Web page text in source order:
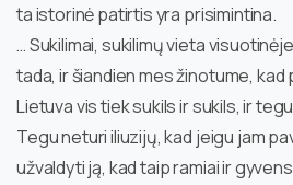
ta istorinė patirtis yra prisimintina.
… Sukilimai, sukilimų vieta
tada, ir šiandien mes žinotume,
Lietuva vis tiek sukils ir sukils, ir
Tegu neturi iliuzijų, kad jeigu jam
užvaldyti ją, kad taip ramiai ir